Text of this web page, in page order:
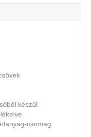
készül
csomag